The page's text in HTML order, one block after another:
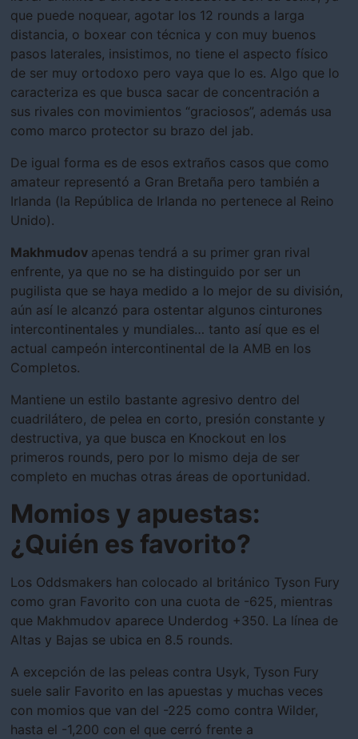
que puede noquear, agotar los 12 rounds a larga
distancia, o boxear con técnica y con muy buenos
pasos laterales, insistimos, no tiene el aspecto físico
de ser muy ortodoxo pero vaya que lo es. Algo que lo
caracteriza es que busca sacar de concentración a
sus rivales con movimientos “graciosos”, además usa
como marco protector su brazo del jab.
De igual forma es de esos extraños casos que como
amateur representó a Gran Bretaña pero también a
Irlanda (la República de Irlanda no pertenece al Reino
Unido).
Makhmudov apenas tendrá a su primer gran rival
enfrente, ya que no se ha distinguido por ser un
pugilista que se haya medido a lo mejor de su división,
aún así le alcanzó para ostentar algunos cinturones
intercontinentales y mundiales… tanto así que es el
actual campeón intercontinental de la AMB en los
Completos.
Mantiene un estilo bastante agresivo dentro del
cuadrilátero, de pelea en corto, presión constante y
destructiva, ya que busca en Knockout en los
primeros rounds, pero por lo mismo deja de ser
completo en muchas otras áreas de oportunidad.
Momios y apuestas:
¿Quién es favorito?
Los Oddsmakers han colocado al británico Tyson Fury
como gran Favorito con una cuota de -625, mientras
que Makhmudov aparece Underdog +350. La línea de
Altas y Bajas se ubica en 8.5 rounds.
A excepción de las peleas contra Usyk, Tyson Fury
suele salir Favorito en las apuestas y muchas veces
con momios que van del -225 como contra Wilder,
hasta el -1,200 con el que cerró frente a